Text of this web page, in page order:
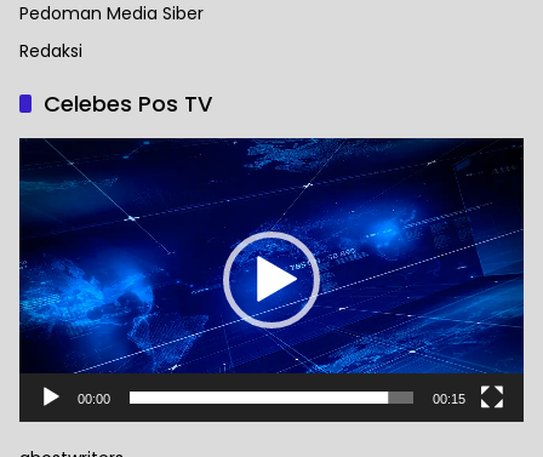
Pedoman Media Siber
Redaksi
Celebes Pos TV
Pemutar
Video
00:00 00:15